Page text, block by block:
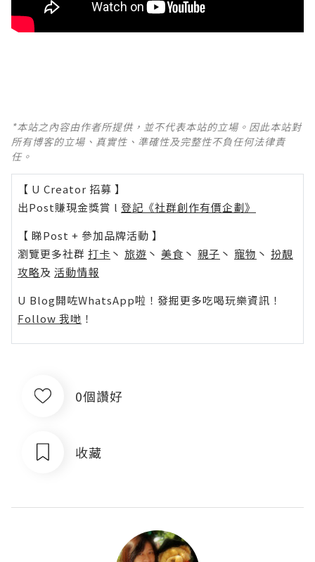
*本站之內容由作者所提供，並不代表本站的立場。因此本站對
所有博客的立場、真實性、準確性及完整性不負任何法律責
任。
【 U Creator 招募 】
出Post賺現金獎賞 l 登記《社群創作有價企劃》
【 睇Post + 參加品牌活動 】
瀏覽更多社群 打卡 丶 旅遊 丶 美食 丶 親子 丶 寵物 丶 扮靚
攻略及 活動情報
U Blog開咗WhatsApp啦！發掘更多吃喝玩樂資訊！
Follow 我哋 ！
0個讚好
收藏